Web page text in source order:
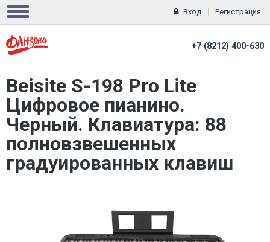
Вход Регистрация
+7 (8212) 400-630
Beisite S-198 Pro Lite
Цифровое пианино.
Черный. Клавиатура: 88
полновзвешенных
градуированных клавиш